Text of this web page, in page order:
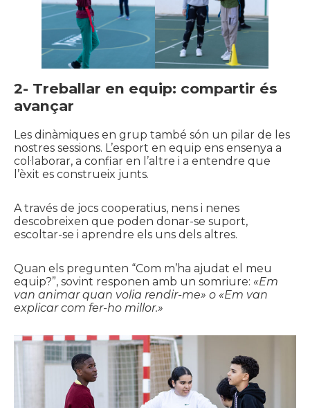
2- Treballar en equip: compartir és
avançar
Les dinàmiques en grup també són un pilar de les
nostres sessions. L’esport en equip ens ensenya a
col·laborar, a confiar en l’altre i a entendre que
l’èxit es construeix junts.
A través de jocs cooperatius, nens i nenes
descobreixen que poden donar-se suport,
escoltar-se i aprendre els uns dels altres.
Quan els pregunten “Com m’ha ajudat el meu
equip?”, sovint responen amb un somriure: «Em
van animar quan volia rendir-me» o «Em van
explicar com fer-ho millor.»